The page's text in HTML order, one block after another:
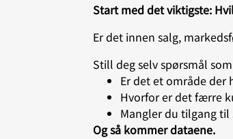
Start med det viktigste:
Er det innen salg,
Still deg selv spørsmål
Er det et område der
Hvorfor er det færre
Mangler du tilgang
Og så kommer dataene.